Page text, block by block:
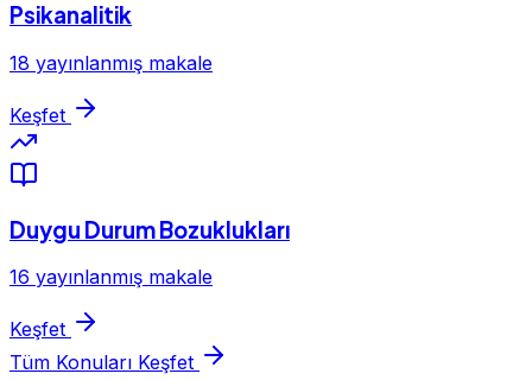
Psikanalitik
18 yayınlanmış makale
Keşfet
Duygu Durum Bozuklukları
16 yayınlanmış makale
Keşfet
Tüm Konuları Keşfet